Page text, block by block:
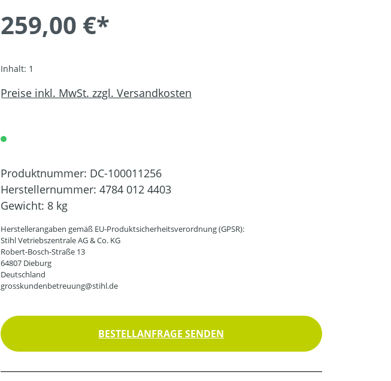
259,00 €*
Inhalt: 1
Preise inkl. MwSt. zzgl. Versandkosten
Produktnummer: DC-100011256
Herstellernummer: 4784 012 4403
Gewicht: 8 kg
Herstellerangaben gemäß EU-Produktsicherheitsverordnung (GPSR):
Stihl Vetriebszentrale AG & Co. KG
Robert-Bosch-Straße 13
64807 Dieburg
Deutschland
grosskundenbetreuung@stihl.de
BESTELLANFRAGE SENDEN